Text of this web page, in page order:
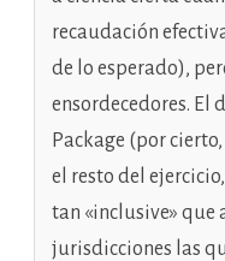
recaudación
de lo esperado),
ensordecedores. El
Package (por
el resto del
tan «inclusive»
jurisdicciones las